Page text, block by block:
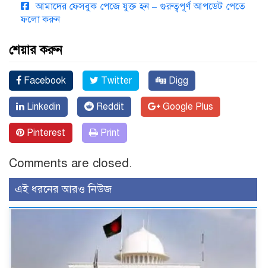
আমাদের ফেসবুক পেজে যুক্ত হন – গুরুত্বপূর্ণ আপডেট পেতে
ফলো করুন
শেয়ার করুন
Facebook Twitter Digg
Linkedin Reddit Google Plus
Pinterest Print
Comments are closed.
এই ধরনের আরও নিউজ